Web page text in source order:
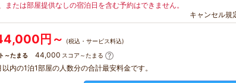
または部屋提供なしの宿泊日を含む予約はできません。
キャンセル規
円～ (税込・サービス料込)
～たまる 44,000 スコア～たまる
内の1泊1部屋の人数分の合計最安料金です。